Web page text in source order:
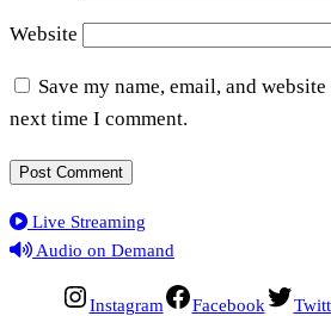
Website
Save my name, email, and
next time I comment.
Live Streaming
Audio on Demand
Instagram Facebook